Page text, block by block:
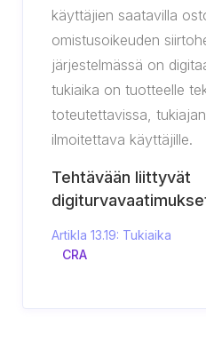
käyttäjien saatavilla
omistusoikeuden
järjestelmässä on
tukiaika on tuotteelle
toteutettavissa,
ilmoitettava käyttäjille.
Tehtävään liittyvät
Artikla 13.19: Tukiaika
CRA